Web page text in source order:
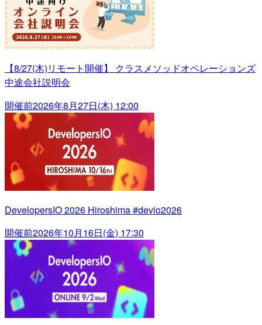
【8/27(木)リモート開催】 クラスメソッドオペレーションズ
中途会社説明会
開催前2026年8月27日(木) 12:00
DevelopersIO 2026 Hiroshima #devio2026
開催前2026年10月16日(金) 17:30